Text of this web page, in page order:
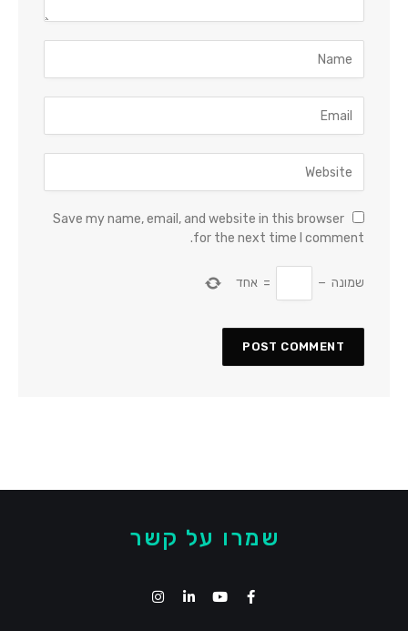
Save my name, email, and website in this browser
for the next time I comment.
שמונה −
= אחד
שמרו על קשר